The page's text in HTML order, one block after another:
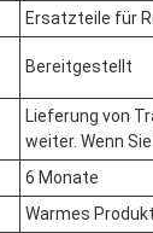
Ersatzteile für
Bereitgestellt
Lieferung von
weiter. Wenn
6 Monate
Warmes